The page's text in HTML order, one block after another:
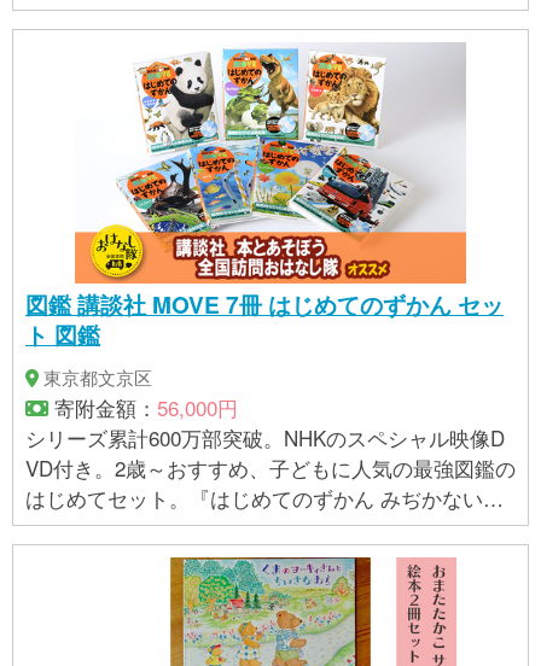
図鑑 講談社 MOVE 7冊 はじめてのずかん セッ
ト 図鑑
東京都文京区
寄附金額： 56,000円
シリーズ累計600万部突破。NHKのスペシャル映像D
VD付き。2歳～おすすめ、子どもに人気の最強図鑑の
はじめてセット。『はじめてのずかん みぢかないき
もの』『はじめてのずかん きょうりゅう』『はじめ
てのずかん どうぶつ』『はじめてのずかん こんちゅ
う』『はじめてのずかん さかな』『はじめてのずか
ん しょくぶつ』『はじめてのずかん のりもの』の7
冊セット。対象年齢：2歳～小学校低学年